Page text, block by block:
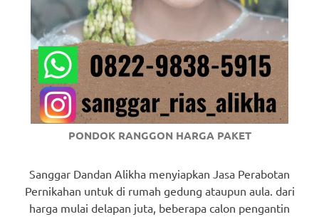
PONDOK RANGGON HARGA PAKET
Sanggar Dandan Alikha menyiapkan Jasa Perabotan
Pernikahan untuk di rumah gedung ataupun aula. dari
harga mulai delapan juta, beberapa calon pengantin